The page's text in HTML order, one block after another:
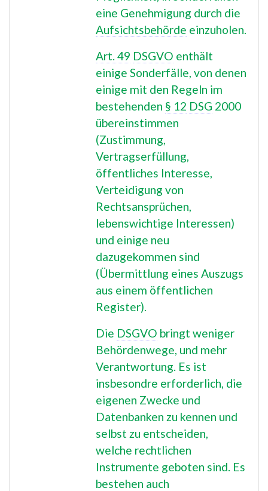
eine Genehmigung durch die
Aufsichtsbehörde einzuholen.
Art. 49 DSGVO enthält
einige Sonderfälle, von denen
einige mit den Regeln im
bestehenden § 12 DSG 2000
übereinstimmen
(Zustimmung,
Vertragserfüllung,
öffentliches Interesse,
Verteidigung von
Rechtsansprüchen,
lebenswichtige Interessen)
und einige neu
dazugekommen sind
(Übermittlung eines Auszugs
aus einem öffentlichen
Register).
Die DSGVO bringt weniger
Behördenwege, und mehr
Verantwortung. Es ist
insbesondre erforderlich, die
eigenen Zwecke und
Datenbanken zu kennen und
selbst zu entscheiden,
welche rechtlichen
Instrumente geboten sind. Es
bestehen auch